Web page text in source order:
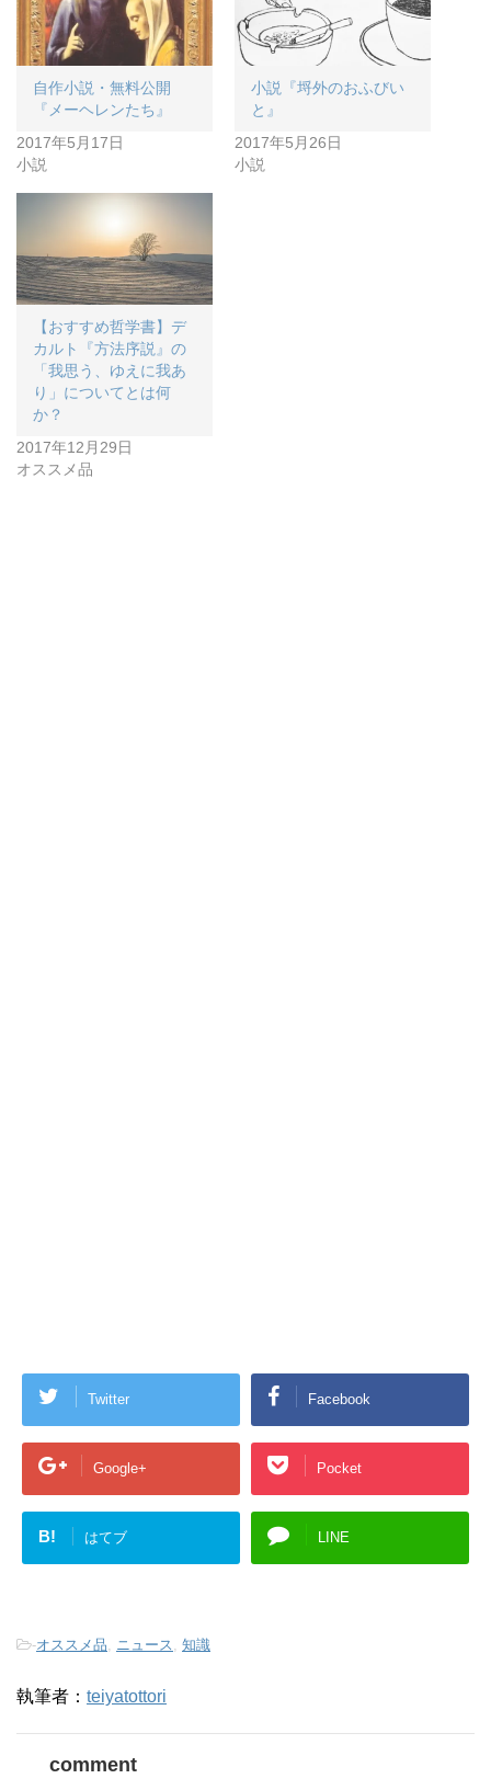
自作小説・無料公開
『メーヘレンたち』
2017年5月17日
小説
小説『埒外のおふびい
と』
2017年5月26日
小説
【おすすめ哲学書】デ
カルト『方法序説』の
「我思う、ゆえに我あ
り」についてとは何
か？
2017年12月29日
オススメ品
Twitter Facebook
Google+ Pocket
B! はてブ LINE
-オススメ品 ニュース 知識
執筆者： teiyatottori
comment